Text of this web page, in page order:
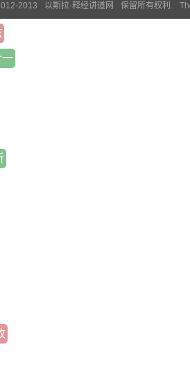
一
2013 以斯拉·释经讲道网 保留所有权利.